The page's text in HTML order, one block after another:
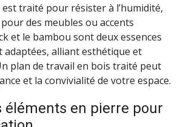
est traité pour résister à l’humidité,
des meubles ou accents
et le bambou sont deux essences
alliant esthétique et
plan de travail en bois traité peut
et la convivialité de votre espace.
éléments en pierre pour